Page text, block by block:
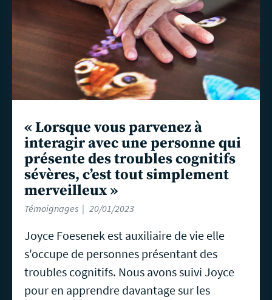
« Lorsque vous parvenez à
interagir avec une personne qui
présente des troubles cognitifs
sévères, c’est tout simplement
merveilleux »
Témoignages 20/01/2023
Joyce Foesenek est auxiliaire de vie elle
s'occupe de personnes présentant des
troubles cognitifs. Nous avons suivi Joyce
pour en apprendre davantage sur les